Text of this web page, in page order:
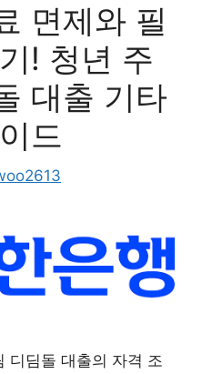
면제와 필
! 청년 주
대출 기타
드
디딤돌 대출의 자격 조